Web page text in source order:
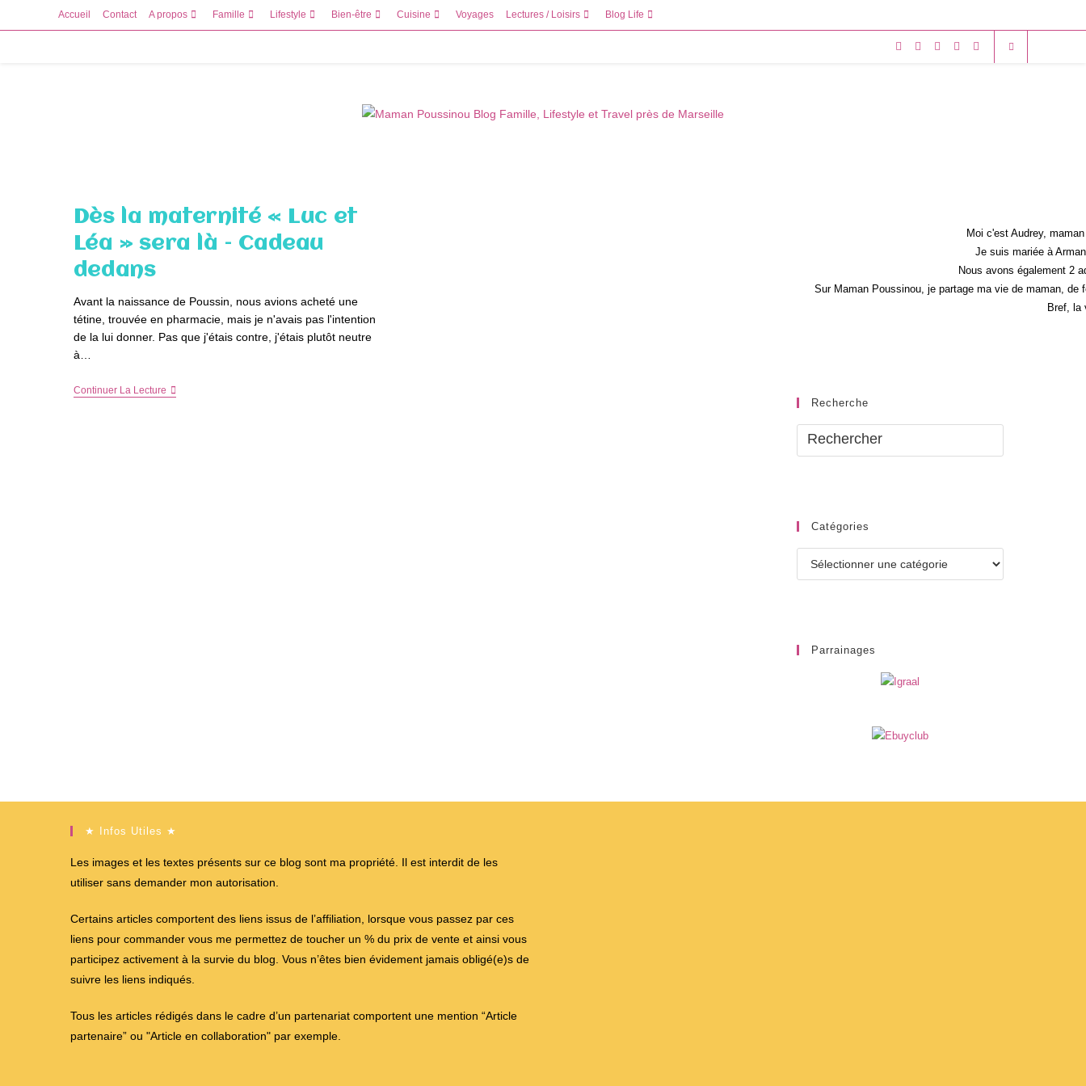
to
Accueil Contact A propos Famille Lifestyle Bien-être Cuisine Voyages Lectures / Loisirs Blog Life
Dès la maternité « Luc et
Léa » sera là – Cadeau
dedans
Avant la naissance de Poussin, nous avions acheté une
tétine, trouvée en pharmacie, mais je n'avais pas l'intention
de la lui donner. Pas que j'étais contre, j'étais plutôt neutre
à…
Continuer La LectureDès
Moi c'est Audrey,
Je suis mariée à
Nous avons également 2
Sur Maman Poussinou, je partage ma vie de maman,
Bref, la
Recherche
Catégories
Parrainages
★ Infos Utiles ★
Les images et les textes présents sur ce blog sont ma propriété. Il est interdit de les
utiliser sans demander mon autorisation.
Certains articles comportent des liens issus de l’affiliation, lorsque vous passez par ces
liens pour commander vous me permettez de toucher un % du prix de vente et ainsi vous
participez activement à la survie du blog. Vous n’êtes bien évidement jamais obligé(e)s de
suivre les liens indiqués.
Tous les articles rédigés dans le cadre d’un partenariat comportent une mention “Article
partenaire” ou "Article en collaboration" par exemple.